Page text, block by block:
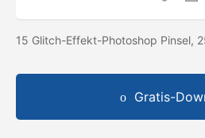
15 Glitch-Effekt-Photoshop Pinsel,
Gratis-